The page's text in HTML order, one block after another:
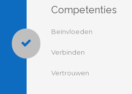
Competenties
Beïnvloeden
Verbinden
Vertrouwen